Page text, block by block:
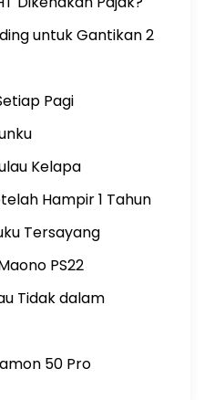
untuk Gantikan 2
Pagi
Kelapa
Hampir 1 Tahun
Tersayang
PS22
Tidak dalam
50 Pro